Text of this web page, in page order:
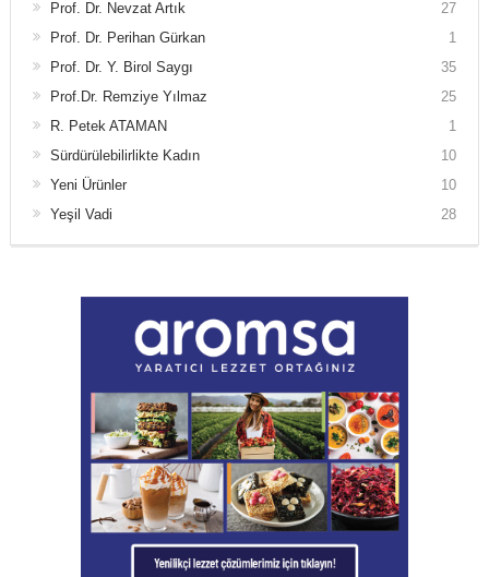
Prof. Dr. Nevzat Artık
27
Prof. Dr. Perihan Gürkan
1
Prof. Dr. Y. Birol Saygı
35
Prof.Dr. Remziye Yılmaz
25
R. Petek ATAMAN
1
Sürdürülebilirlikte Kadın
10
Yeni Ürünler
10
Yeşil Vadi
28